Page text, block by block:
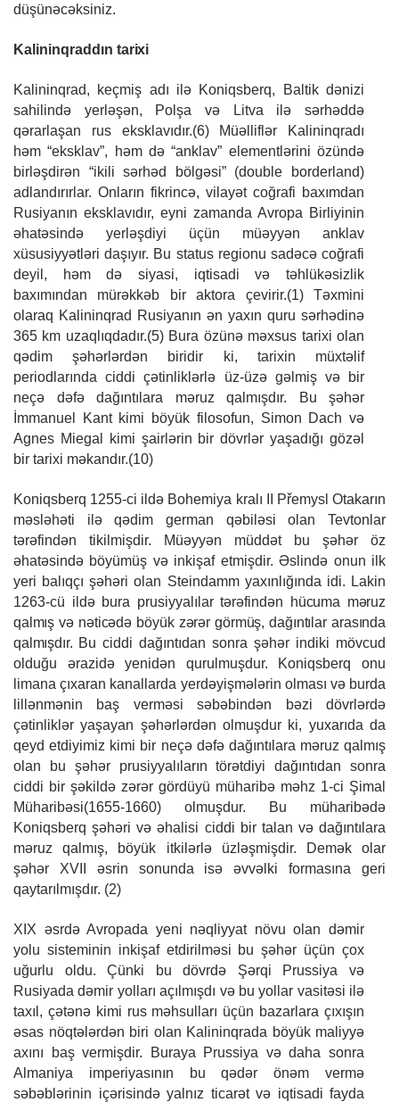
düşünəcəksiniz.
Kalininqraddın tarixi
Kalininqrad, keçmiş adı ilə Koniqsberq, Baltik dənizi
sahilində yerləşən, Polşa və Litva ilə sərhəddə
qərarlaşan rus eksklavıdır.(6) Müəlliflər Kalininqradı
həm “eksklav”, həm də “anklav” elementlərini özündə
birləşdirən “ikili sərhəd bölgəsi” (double borderland)
adlandırırlar. Onların fikrincə, vilayət coğrafi baxımdan
Rusiyanın eksklavıdır, eyni zamanda Avropa Birliyinin
əhatəsində yerləşdiyi üçün müəyyən anklav
xüsusiyyətləri daşıyır. Bu status regionu sadəcə coğrafi
deyil, həm də siyasi, iqtisadi və təhlükəsizlik
baxımından mürəkkəb bir aktora çevirir.(1) Təxmini
olaraq Kalininqrad Rusiyanın ən yaxın quru sərhədinə
365 km uzaqlıqdadır.(5) Bura özünə məxsus tarixi olan
qədim şəhərlərdən biridir ki, tarixin müxtəlif
periodlarında ciddi çətinliklərlə üz-üzə gəlmiş və bir
neçə dəfə dağıntılara məruz qalmışdır. Bu şəhər
İmmanuel Kant kimi böyük filosofun, Simon Dach və
Agnes Miegal kimi şairlərin bir dövrlər yaşadığı gözəl
bir tarixi məkandır.(10)
Koniqsberq 1255-ci ildə Bohemiya kralı II Přemysl Otakarın
məsləhəti ilə qədim german qəbiləsi olan Tevtonlar
tərəfindən tikilmişdir. Müəyyən müddət bu şəhər öz
əhatəsində böyümüş və inkişaf etmişdir. Əslində onun ilk
yeri balıqçı şəhəri olan Steindamm yaxınlığında idi. Lakin
1263-cü ildə bura prusiyyalılar tərəfindən
hücuma məruz
qalmış və nəticədə böyük zərər görmüş, dağıntılar arasında
qalmışdır. Bu ciddi dağıntıdan sonra şəhər indiki mövcud
olduğu ərazidə yenidən qurulmuşdur. Koniqsberq onu
limana çıxaran kanallarda yerdəyişmələrin olması və burda
lillənmənin baş verməsi səbəbindən bəzi dövrlərdə
çətinliklər yaşayan şəhərlərdən olmuşdur ki, yuxarıda da
qeyd etdiyimiz kimi bir neçə dəfə dağıntılara məruz qalmış
olan bu şəhər prusiyyalıların törətdiyi dağıntıdan sonra
ciddi bir şəkildə zərər gördüyü müharibə məhz 1-ci Şimal
Müharibəsi(1655-1660) olmuşdur. Bu müharibədə
Koniqsberq şəhəri və əhalisi ciddi bir talan və dağıntılara
məruz qalmış, böyük itkilərlə üzləşmişdir. Demək olar
şəhər XVII əsrin sonunda isə əvvəlki formasına geri
qaytarılmışdır. (2)
XIX əsrdə Avropada yeni nəqliyyat növu olan dəmir
yolu sisteminin inkişaf etdirilməsi bu şəhər üçün çox
uğurlu oldu. Çünki bu dövrdə Şərqi Prussiya və
Rusiyada dəmir yolları açılmışdı və bu yollar vasitəsi ilə
taxıl, çətənə kimi rus məhsulları üçün bazarlara çıxışın
əsas nöqtələrdən biri olan Kalininqrada böyük maliyyə
axını baş vermişdir. Buraya Prussiya və daha sonra
Almaniya imperiyasının bu qədər önəm vermə
səbəblərinin içərisində yalnız ticarət və iqtisadi fayda